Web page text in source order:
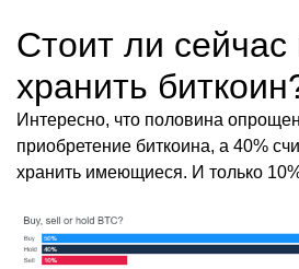
Стоит ли сейчас
хранить
Интересно, что половина
приобретение биткоина, а 40%
хранить имеющиеся. И только